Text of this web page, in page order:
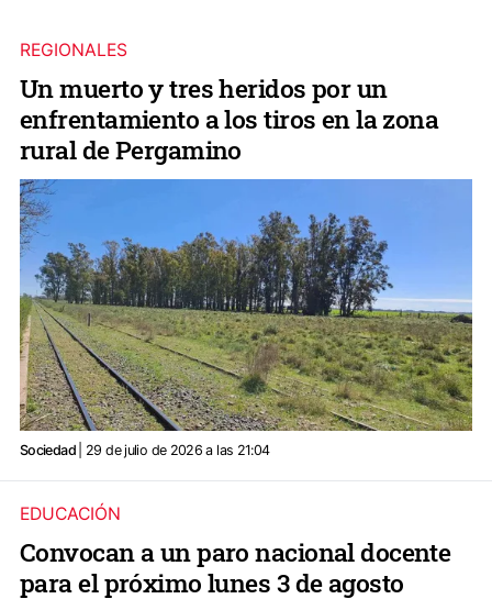
REGIONALES
Un muerto y tres heridos por un
enfrentamiento a los tiros en la zona
rural de Pergamino
Sociedad | 29 de julio de 2026 a las 21:04
EDUCACIÓN
Convocan a un paro nacional docente
para el próximo lunes 3 de agosto